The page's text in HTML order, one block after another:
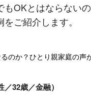
OKとはならない
ご紹介します。
のか？ひとり親家庭の声
32歳／金融）